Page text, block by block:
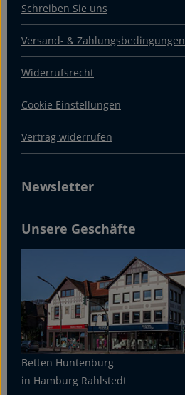
Schreiben Sie uns
Versand- & Zahlungsbedingungen
Widerrufsrecht
Cookie Einstellungen
Vertrag widerrufen
Newsletter
Unsere Geschäfte
Betten Huntenburg
in Hamburg Rahlstedt